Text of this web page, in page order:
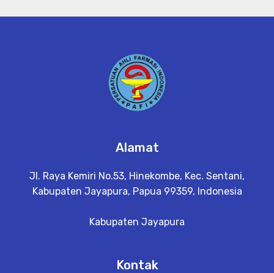
Alamat
Jl. Raya Kemiri No.53, Hinekombe, Kec. Sentani,
Kabupaten Jayapura, Papua 99359, Indonesia
Kabupaten Jayapura
Kontak